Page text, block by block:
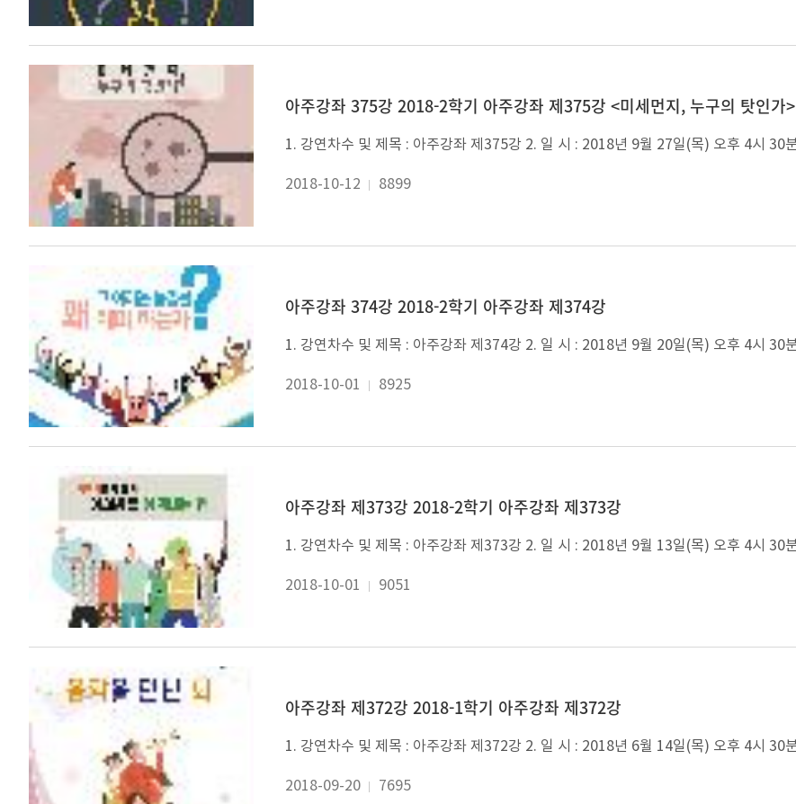
아주강좌 375강 2018-2학기 아주강좌 제375강 <미세먼지, 누구의 탓인가>
2018-10-12 8899
아주강좌 374강 2018-2학기 아주강좌 제374강
2018-10-01 8925
아주강좌 제373강 2018-2학기 아주강좌 제373강
2018-10-01 9051
아주강좌 제372강 2018-1학기 아주강좌 제372강
2018-09-20 7695